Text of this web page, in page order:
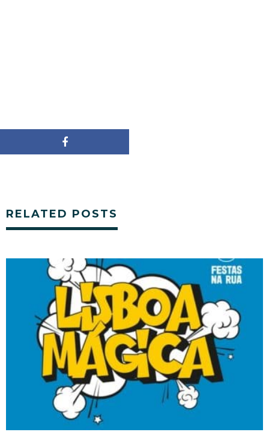
RELATED POSTS